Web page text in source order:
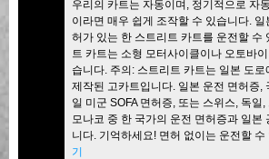
도쿄 아키하바라#2
도쿄 시부야 애넥스
도쿄 아사쿠사
오키나와
우리의 카트는 자동이며, 정기적으로 자
이라면 매우 쉽게 조작할 수 있습니다.
허가 있는 한 스트리트 카트를 운전할 수
트 카트는 소형 모터사이클이나 오토바
습니다. 주의: 스트리트 카트는 일본 도
제작된 고카트입니다. 일본 운전 면허증,
일 미군 SOFA 면허증, 또는 스위스, 독일,
모나코 중 한 국가의 운전 면허증과 일본
니다. 기억하세요! 면허 없이는 운전할 수
기